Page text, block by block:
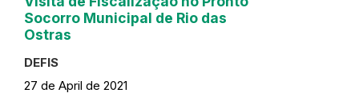
Socorro Municipal de Rio das
Ostras
DEFIS
27 de April de 2021